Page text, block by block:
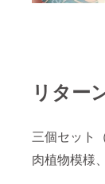
リター
三個セット
肉植物模様